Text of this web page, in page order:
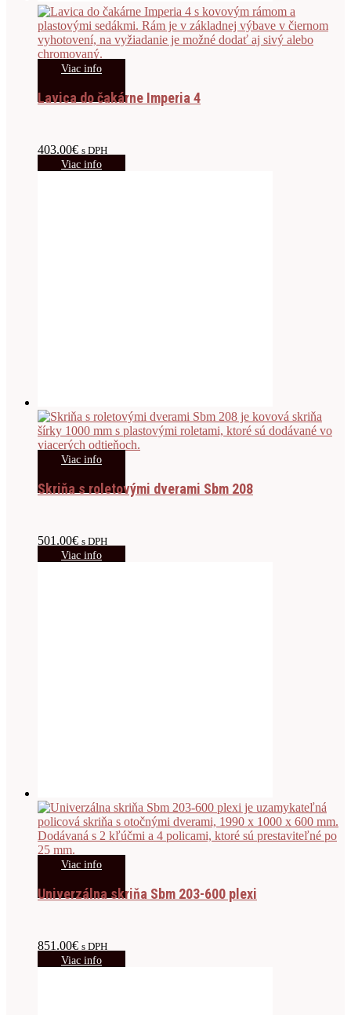
Viac info
Lavica do čakárne Imperia 4
403.00€ s DPH
Viac info
Viac info
Skriňa s roletovými dverami Sbm 208
501.00€ s DPH
Viac info
Viac info
Univerzálna skriňa Sbm 203-600 plexi
851.00€ s DPH
Viac info